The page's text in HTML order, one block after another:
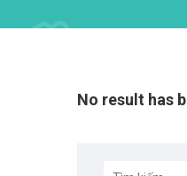
No result has